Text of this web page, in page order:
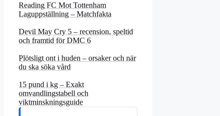
Reading FC Mot Tottenham
Laguppställning – Matchfakta
Devil May Cry 5 – recension, speltid
och framtid för DMC 6
Plötsligt ont i huden – orsaker och när
du ska söka vård
15 pund i kg – Exakt
omvandlingstabell och
viktminskningsguide